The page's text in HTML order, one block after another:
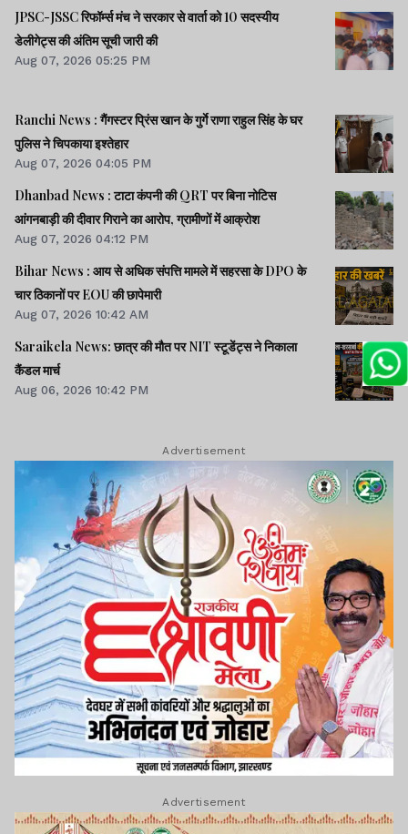
JPSC-JSSC रिफॉर्म्स मंच ने सरकार से वार्ता को 10 सदस्यीय
डेलीगेट्स की अंतिम सूची जारी की
Aug 07, 2026 05:25 PM
Ranchi News : गैंगस्टर प्रिंस खान के गुर्गे राणा राहुल सिंह के घर
पुलिस ने चिपकाया इश्तेहार
Aug 07, 2026 04:05 PM
Dhanbad News : टाटा कंपनी की QRT पर बिना नोटिस
आंगनबाड़ी की दीवार गिराने का आरोप, ग्रामीणों में आक्रोश
Aug 07, 2026 04:12 PM
Bihar News : आय से अधिक संपत्ति मामले में सहरसा के DPO के
चार ठिकानों पर EOU की छापेमारी
Aug 07, 2026 10:42 AM
Saraikela News: छात्र की मौत पर NIT स्टूडेंट्स ने निकाला
कैंडल मार्च
Aug 06, 2026 10:42 PM
Advertisement
Advertisement